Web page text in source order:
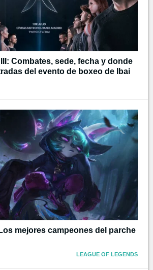
Combates, sede, fecha y donde
del evento de boxeo de Ibai
mejores campeones del parche
LEAGUE OF LEGENDS